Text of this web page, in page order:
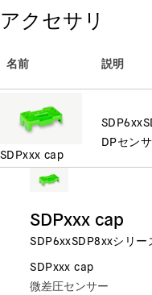
アクセサリ
名前 説明
SDPxxx cap
DPセン
SDPxxx cap
SDP6xxSDP8xxシリ
SDPxxx cap
微差圧センサー